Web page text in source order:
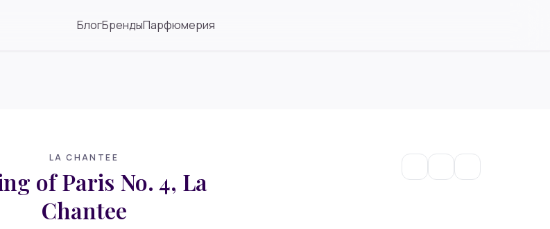
БлогБрендыПарфюмерия
LA CHANTEE
of Paris No. 4, La
Chantee